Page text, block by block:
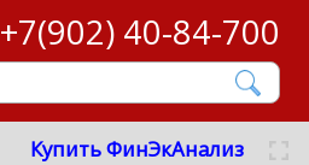
+7(902) 40-84-700
Купить ФинЭкАнализ